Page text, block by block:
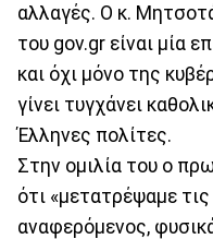
αλλαγές. Ο κ.
του gov.gr είναι μία
και όχι μόνο της
γίνει τυγχάνει
Έλληνες πολίτες.
Στην ομιλία του ο
ότι «μετατρέψαμε
αναφερόμενος,